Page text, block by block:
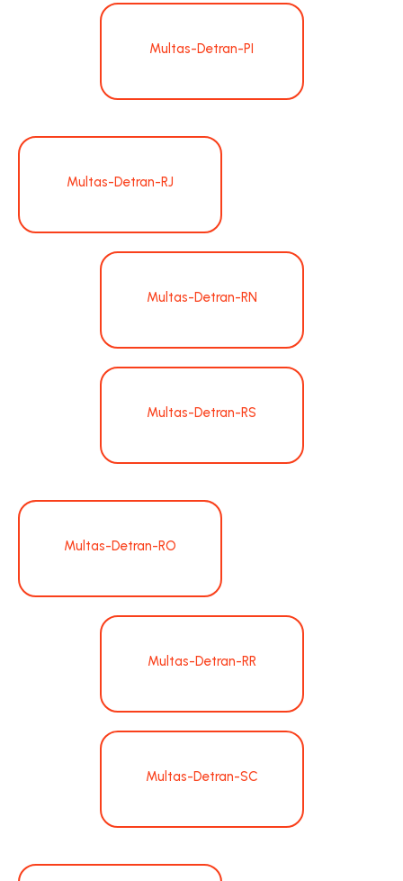
Multas-Detran-PI
Multas-Detran-RJ
Multas-Detran-RN
Multas-Detran-RS
Multas-Detran-RO
Multas-Detran-RR
Multas-Detran-SC